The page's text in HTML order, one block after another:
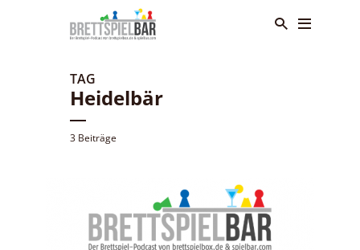
TAG
Heidelbär
3 Beiträge